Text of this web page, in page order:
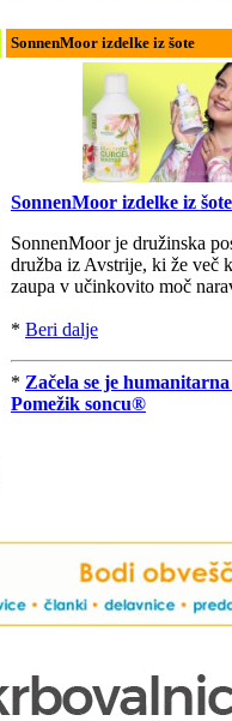
SonnenMoor izdelke iz šote
SonnenMoor izdelke iz šote
SonnenMoor je družinska
družba iz Avstrije, ki že več
zaupa v učinkovito moč
* Beri dalje
* Začela se je
Pomežik soncu®